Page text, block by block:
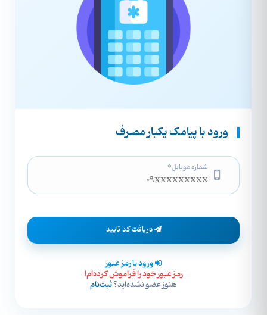
ورود با پیامک یکبار مصرف
شماره موبایل*
دریافت کد تایید
ورود با رمز عبور
رمز عبور خود را فراموش کرده‌ام!
هنوز عضو نشده‌اید؟ثبت‌نام